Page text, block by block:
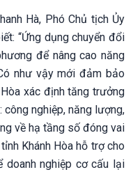
Hà, Phó Chủ tịch Ủy
“Ứng dụng chuyển đổi
để nâng cao năng
như vậy mới đảm bảo
xác định tăng trưởng
nghiệp, năng lượng,
về hạ tầng số đóng vai
Khánh Hòa hỗ trợ cho
doanh nghiệp cơ cấu lại